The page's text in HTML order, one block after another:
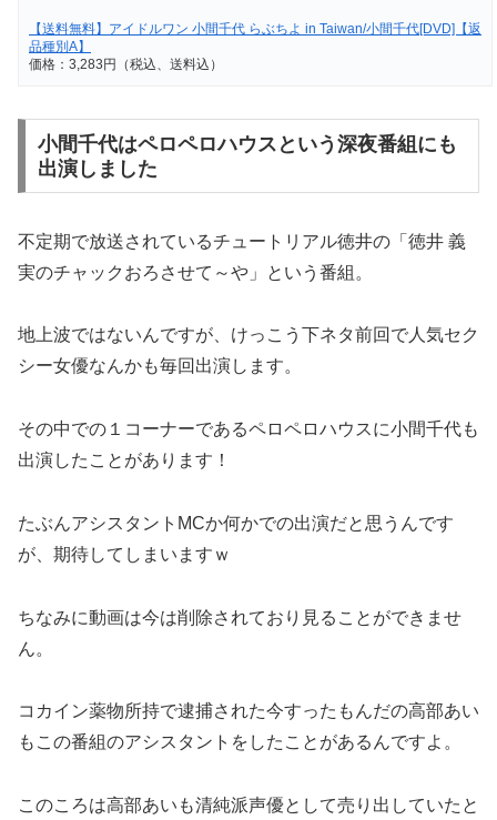
【送料無料】アイドルワン 小間千代 らぶちよ in Taiwan/小間千代[DVD]【返
品種別A】
価格：3,283円（税込、送料込）
小間千代はペロペロハウスという深夜番組にも
出演しました
不定期で放送されているチュートリアル徳井の「徳井 義
実のチャックおろさせて～や」という番組。
地上波ではないんですが、けっこう下ネタ前回で人気セク
シー女優なんかも毎回出演します。
その中での１コーナーであるペロペロハウスに小間千代も
出演したことがあります！
たぶんアシスタントMCか何かでの出演だと思うんです
が、期待してしまいますｗ
ちなみに動画は今は削除されており見ることができませ
ん。
コカイン薬物所持で逮捕された今すったもんだの高部あい
もこの番組のアシスタントをしたことがあるんですよ。
このころは高部あいも清純派声優として売り出していたと